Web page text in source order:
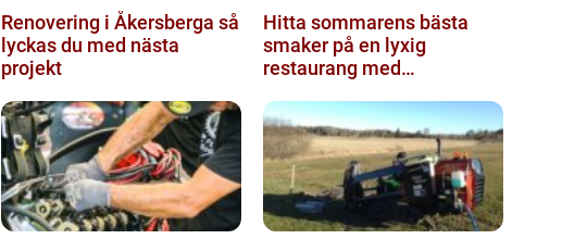
Renovering i Åkersberga så
lyckas du med nästa
projekt
Hitta sommarens bästa
smaker på en lyxig
restaurang med